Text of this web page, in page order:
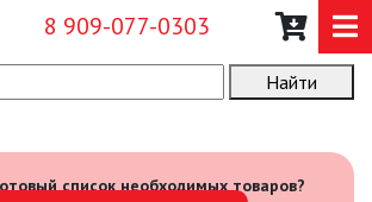
8 909-077-0303
О КОМПАНИИНайти
список необходимых товаров?